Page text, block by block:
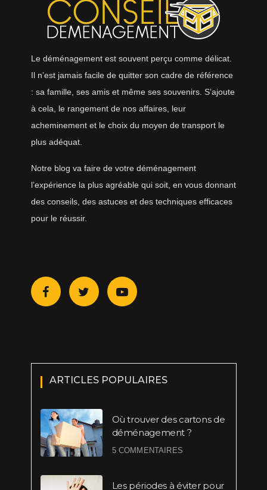
Le déménagement est souvent perçu comme délicat.
Il n’est jamais facile de quitter son cadre de référence
: sa famille, ses amis et même ses souvenirs. S’ajoute
à cela, le rangement de nos affaires, leur
acheminement et le choix du moyen de transport le
plus adéquat.
Notre blog va faire de votre déménagement
l’expérience la plus agréable qui soit, en vous donnant
des conseils, des astuces et des techniques efficaces
pour le réussir.
ARTICLES POPULAIRES
Où trouver des cartons de
déménagement ?
5 COMMENTAIRES
Les périodes à éviter pour